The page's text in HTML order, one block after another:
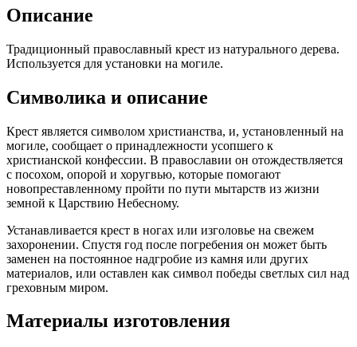
Описание
Традиционный православный крест из натурального дерева.
Используется для установки на могиле.
Символика и описание
Крест является символом христианства, и, установленный на
могиле, сообщает о принадлежности усопшего к
христианской конфессии. В православии он отождествляется
с посохом, опорой и хоругвью, которые помогают
новопреставленному пройти по пути мытарств из жизни
земной к Царствию Небесному.
Устанавливается крест в ногах или изголовье на свежем
захоронении. Спустя год после погребения он может быть
заменен на постоянное надгробие из камня или других
материалов, или оставлен как символ победы светлых сил над
греховным миром.
Материалы изготовления